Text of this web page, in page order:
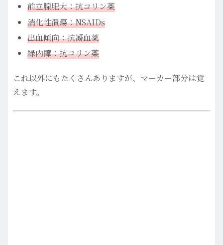
前立腺肥大：抗コリン薬
消化性潰瘍：NSAIDs
出血傾向：抗凝血薬
緑内障：抗コリン薬
これ以外にもたくさんありますが、マーカー部分は覚
えます。